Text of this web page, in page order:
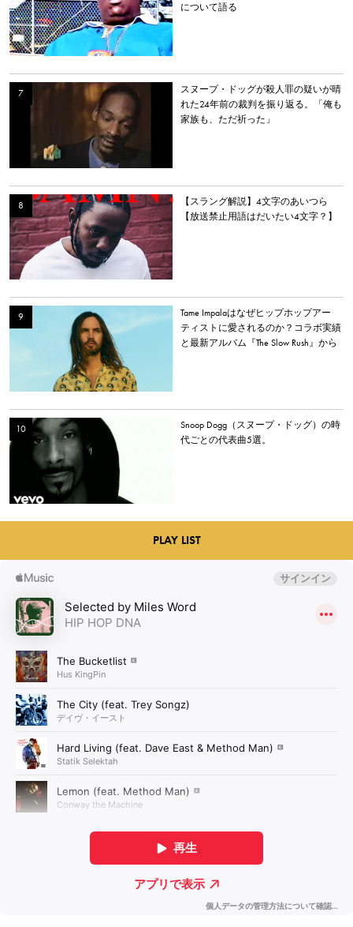
について語る
スヌープ・ドッグが殺人罪の疑いが晴
れた24年前の裁判を振り返る。「俺も
家族も、ただ祈った」
【スラング解説】4文字のあいつら
【放送禁止用語はだいたい4文字？】
Tame Impalaはなぜヒップホップアー
ティストに愛されるのか？コラボ実績
と最新アルバム『The Slow Rush』から
Snoop Dogg（スヌープ・ドッグ）の時
代ごとの代表曲5選。
PLAY LIST